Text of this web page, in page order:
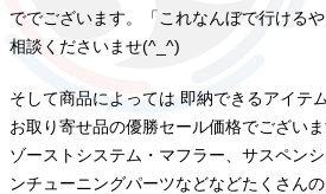
ででございます。「これなんぼで行ける
相談くださいませ(^_^)
そして商品によっては 即納できるアイテ
お取り寄せ品の優勝セール価格でござい
ゾーストシステム・マフラー、サスペン
ンチューニングパーツなどなどたくさん